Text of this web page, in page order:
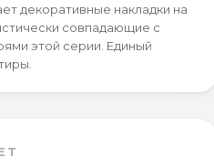
декоративные накладки на
совпадающие с
этой серии. Единый